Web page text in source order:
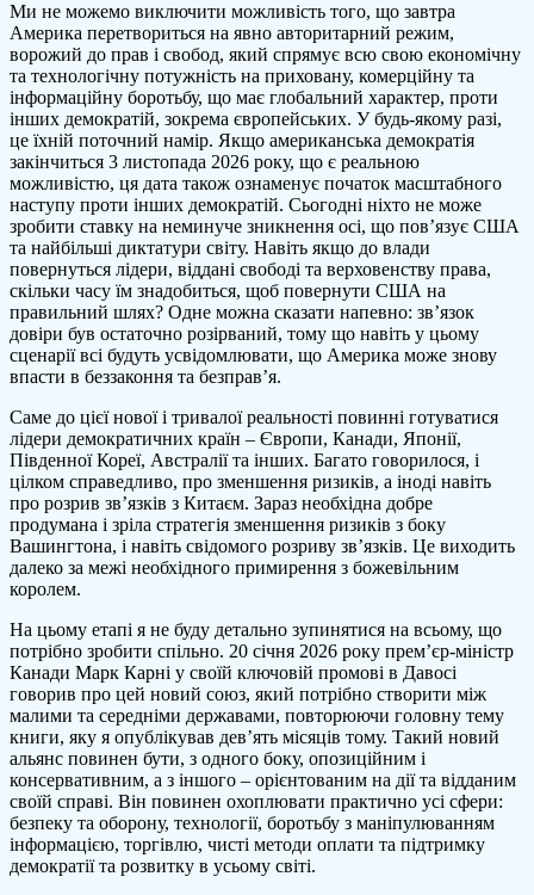
Ми не можемо виключити можливість того, що завтра
Америка перетвориться на явно авторитарний режим,
ворожий до прав і свобод, який спрямує всю свою економічну
та технологічну потужність на приховану, комерційну та
інформаційну боротьбу, що має глобальний характер, проти
інших демократій, зокрема європейських. У будь-якому разі,
це їхній поточний намір. Якщо американська демократія
закінчиться 3 листопада 2026 року, що є реальною
можливістю, ця дата також ознаменує початок масштабного
наступу проти інших демократій. Сьогодні ніхто не може
зробити ставку на неминуче зникнення осі, що пов’язує США
та найбільші диктатури світу. Навіть якщо до влади
повернуться лідери, віддані свободі та верховенству права,
скільки часу їм знадобиться, щоб повернути США на
правильний шлях? Одне можна сказати напевно: зв’язок
довіри був остаточно розірваний, тому що навіть у цьому
сценарії всі будуть усвідомлювати, що Америка може знову
впасти в беззаконня та безправ’я.
Саме до цієї нової і тривалої реальності повинні готуватися
лідери демократичних країн – Європи, Канади, Японії,
Південної Кореї, Австралії та інших. Багато говорилося, і
цілком справедливо, про зменшення ризиків, а іноді навіть
про розрив зв’язків з Китаєм. Зараз необхідна добре
продумана і зріла стратегія зменшення ризиків з боку
Вашингтона, і навіть свідомого розриву зв’язків. Це виходить
далеко за межі необхідного примирення з божевільним
королем.
На цьому етапі я не буду детально зупинятися на всьому, що
потрібно зробити спільно. 20 січня 2026 року прем’єр-міністр
Канади Марк Карні у своїй ключовій промові в Давосі
говорив про цей новий союз, який потрібно створити між
малими та середніми державами, повторюючи головну тему
книги, яку я опублікував дев’ять місяців тому. Такий новий
альянс повинен бути, з одного боку, опозиційним і
консервативним, а з іншого – орієнтованим на дії та відданим
своїй справі. Він повинен охоплювати практично усі сфери:
безпеку та оборону, технології, боротьбу з маніпулюванням
інформацією, торгівлю, чисті методи оплати та підтримку
демократії та розвитку в усьому світі.